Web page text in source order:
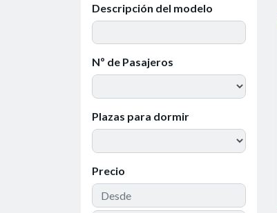
Descripción del modelo
Nº de Pasajeros
Plazas para dormir
Precio